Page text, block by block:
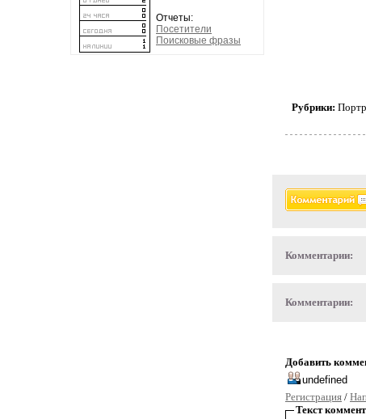
Отчеты:
Посетители
Поисковые фразы
Рубрики:
Комментарии:
Комментарии:
Добавить
Регистрация /
Текст